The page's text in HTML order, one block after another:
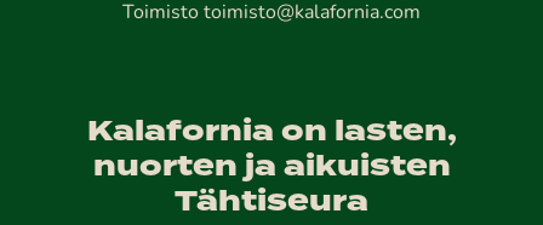
Toimisto toimisto@kalafornia.com
Kalafornia on lasten,
nuorten ja aikuisten
Tähtiseura